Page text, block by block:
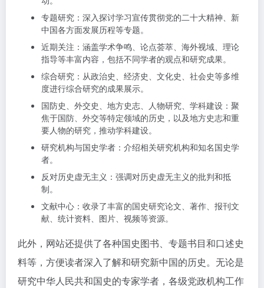
专题研究：深入探讨学习宣传贯彻党的二十大精神、新
中国各方面发展历程等专题。
近期关注：涵盖学术争鸣、论点荟萃、海外视域、理论
指导等丰富内容，包括不同学者的观点和研究成果。
综合研究：从政治史、经济史、文化史、社会史等多维
度进行综合研究的成果展示。
国防史、外交史、地方史志、人物研究、学科建设：聚
焦于国防、外交等特定领域的历史，以及地方史志和重
要人物的研究，推动学科建设。
研究机构与国史学者：介绍相关研究机构和知名国史学
者。
反对历史虚无主义：强调对历史虚无主义的批判和抵
制。
文献中心：收录了丰富的国史研究论文、著作、报刊文
献、统计资料、图片、视频等资源。
此外，网站还提供了各种国史图书、专题书目和口述史
料等，方便读者深入了解和研究新中国的历史。无论是
研究中华人民共和国史的专家学者，各级党政机构工作